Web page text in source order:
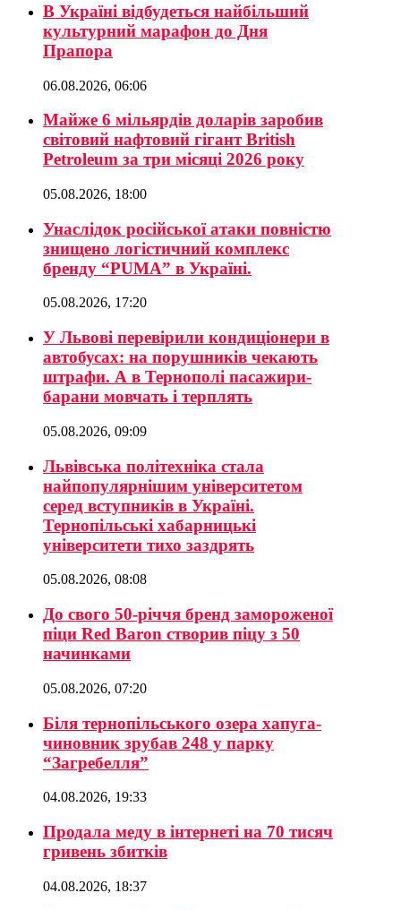
В Україні відбудеться найбільший
культурний марафон до Дня
Прапора
06.08.2026, 06:06
Майже 6 мільярдів доларів заробив
світовий нафтовий гігант British
Petroleum за три місяці 2026 року
05.08.2026, 18:00
Унаслідок російської атаки повністю
знищено логістичний комплекс
бренду “PUMA” в Україні.
05.08.2026, 17:20
У Львові перевірили кондиціонери в
автобусах: на порушників чекають
штрафи. А в Тернополі пасажири-
барани мовчать і терплять
05.08.2026, 09:09
Львівська політехніка стала
найпопулярнішим університетом
серед вступників в Україні.
Тернопільські хабарницькі
університети тихо заздрять
05.08.2026, 08:08
До свого 50-річчя бренд замороженої
піци Red Baron створив піцу з 50
начинками
05.08.2026, 07:20
Біля тернопільського озера хапуга-
чиновник зрубав 248 у парку
“Загребелля”
04.08.2026, 19:33
Продала меду в інтернеті на 70 тисяч
гривень збитків
04.08.2026, 18:37